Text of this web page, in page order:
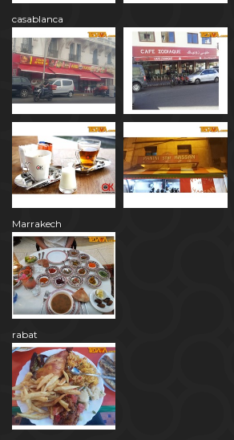
casablanca
Marrakech
rabat